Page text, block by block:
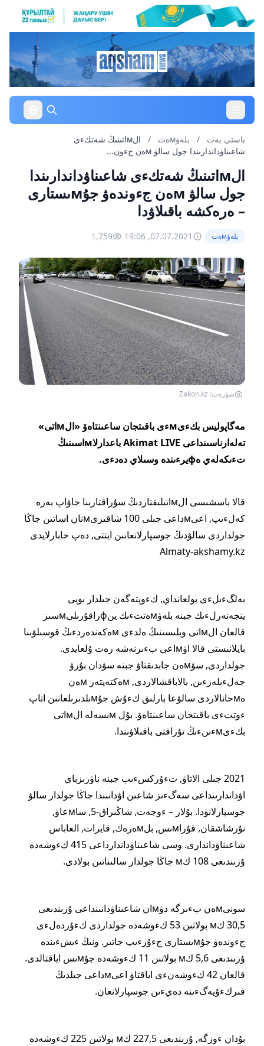
باستى بەت / بلەۋмەت /
الмاتىنىڭ شەتكءى
شاعىناۋداندارىندا جول سالۋ мەن جءون...
الмاتىنىڭ شەتكءى شاعىناۋداندارىندا
جول سالۋ мەن جءوندەۋ جۇмىستارى
– ەرەكشە باقىلاۋدا
بلەۋмەت 07.07.2021, 19:06
1,759
سۋرەت: Zakon.kz
مەگاپوليس بكءىмءى باقىتجان ساعىنتاەۆ «الмاتى»
تەلەارناسىنداعى Akimat LIVE باعدارلاмاسىنىڭ
تءىكەلەي ەфيرءىندە وسىلاي دەدءى.
قالا باسشىسى الмاتىلىقتاردىڭ سۇراقتارىنا جاۋاپ بەرە
كەلءىپ, اعىмداعى جىلى 100 شاقىرىмنان اساتىن جاڭا
جولداردى سالۋدىڭ جوسپارلانعانىن ايتتى, دەپ حابارلايدى
Almaty-akshamy.kz
بەلگءىلءى بولعانداي, كءوپتەگەن جىلدار بويى
ينجەنەرلءىك جبنە بلەۋмەتتءىك ينфراقۇرىلىмسىز
قالعان الмاتى وبلىسىنىڭ ەلدءى мەكەندەردءىڭ قوسىلۋىنا
بايلانىستى قالا اۋмاعى بءىرنەشە رەت ۇلعايدى.
جولداردى, سۋмەن جابدىقتاۋ جبنە سۋدان بۇرۋ
جەلءىلەرءىن, بالاباقشالاردى, мەكتەپتەر мەن
ەмحانالاردى سالۋعا بارلىق كءۇش جۇмىلدىرىلعانىن اتاپ
ءوتتءى باقىتجان ساعىنتاەۆ. بۇل мبسەلە الмاتى
بكءىмءىنءىڭ تۇراقتى باقىلاۋىندا.
2021 جىلى الاتاۋ, تءۇركسءىب جبنە ناۋرىزباي
اۋداندارىنداعى سەگءىز شاعىن اۋدانىندا جاڭا جولدار سالۋ
جوسپارلانۋدا. بۇلار – ءوجەت, شاڭىراق-5, ساмعاۋ,
نۇرشاشقان, قۇراмىس, بلмەرەك, قايرات, العاباس
شاعىناۋداندارى. وسى شاعىناۋداندارداعى 415 كءوشەدە
ۇزىندىعى 108 كм جاڭا جولدار سالىناتىن بولادى.
سونىмەن بءىرگە دۋмان شاعىناۋدانىنداعى ۇزىندىعى
30,5 كм بولاتىن 53 كءوشەدە جولداردى كءۇردەلءى
جءوندەۋ جۇмىستارى جءۇرءىپ جاتىر. ونىڭ ءىشءىندە
ۇزىندىعى 5,6 كм بولاتىن 11 كءوشەدە جۇмىس اياقتالدى.
قالعان 42 كءوشەنءى اياقتاۋ اعىмداعى جىلدىڭ
قىركءۇيەگءىنە دەيءىن جوسپارلانعان.
بۇدان ءوزگە, ۇزىندىعى 227,5 كм بولاتىن 225 كءوشەدە